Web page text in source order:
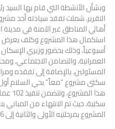
وبشأن الأنشطة التي قام بها
التقرير، شملت تفقد سيادته أحد
أهالي المناطق غير الآمنة في
استكمال هذا المشروع وكلف بعرض
أسبوعياً، وذلك بحضور وزيري
العمرانية، والتضامن الاجتماعي،
المسئولين، بالإضافة إلى تفقده
سكنى مشروع “معاً” بحي السلام
المشروع بمرحلتيه الأولى والثانية إلى 4416 وحدة سكنية.